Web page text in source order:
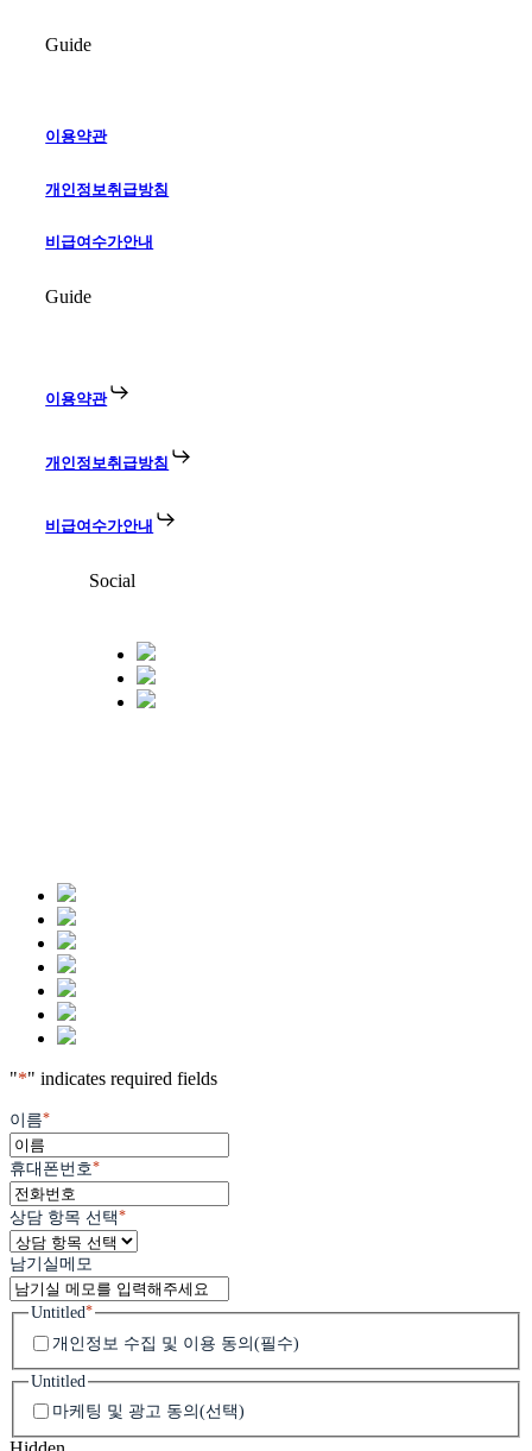
Guide
이용약관
개인정보취급방침
비급여수가안내
Guide
이용약관
개인정보취급방침
비급여수가안내
Social
"*" indicates required fields
이름*
휴대폰번호*
상담 항목 선택*
남기실메모
Untitled*
개인정보 수집 및 이용 동의(필수)
Untitled
마케팅 및 광고 동의(선택)